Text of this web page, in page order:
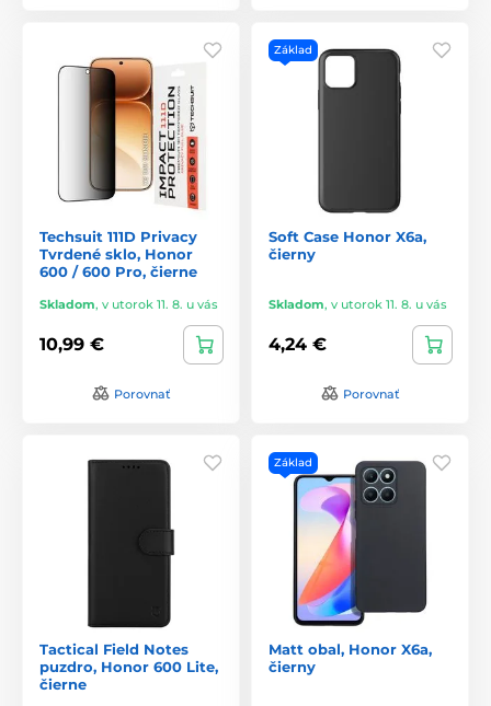
Techsuit 111D Privacy
Tvrdené sklo, Honor
600 / 600 Pro, čierne
Skladom, v utorok 11. 8. u vás
10,99 €
Porovnať
Základ
Soft Case Honor X6a,
čierny
Skladom, v utorok 11. 8. u vás
4,24 €
Porovnať
Tactical Field Notes
puzdro, Honor 600 Lite,
čierne
Základ
Matt obal, Honor X6a,
čierny